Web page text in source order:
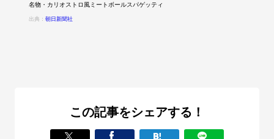
名物・カリオストロ風ミートボールスパゲッティ
出典：朝日新聞社
この記事をシェアする！